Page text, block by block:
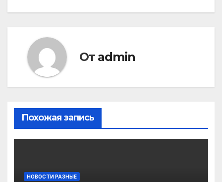
записям
От admin
Похожая запись
НОВОСТИ РАЗНЫЕ